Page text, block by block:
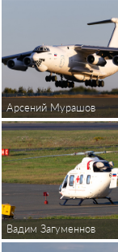
Арсений Мурашов
Вадим Загуменнов